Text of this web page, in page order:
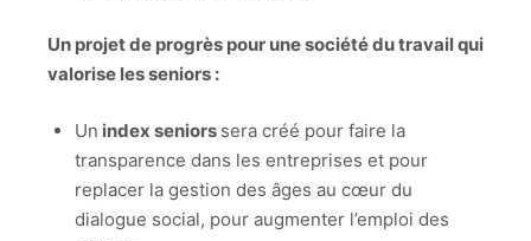
Un projet de progrès pour une société du travail qui
valorise les seniors :
Un index seniors sera créé pour faire la
transparence dans les entreprises et pour
replacer la gestion des âges au cœur du
dialogue social, pour augmenter l’emploi des